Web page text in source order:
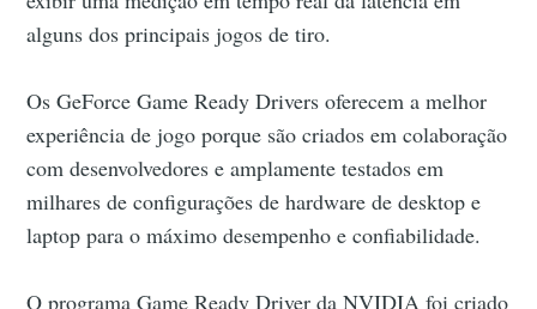
alguns dos principais jogos de tiro.
Os GeForce Game Ready Drivers oferecem a melhor
experiência de jogo porque são criados em colaboração
com desenvolvedores e amplamente testados em
milhares de configurações de hardware de desktop e
laptop para o máximo desempenho e confiabilidade.
O programa Game Ready Driver da NVIDIA foi criado